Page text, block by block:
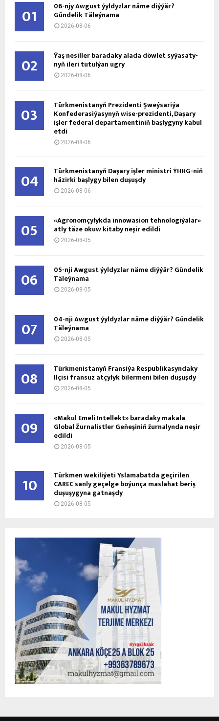
01 06-njy Awgust ýyldyzlar näme diýýär?
Gündelik Täleýnama
2026-08-06
02 Ýaş ne­sil­ler ba­ra­da­ky ala­da döw­let sy­ýa­sa­ty­
nyň ile­ri tu­tul­ýan ug­ry
2026-08-06
03 Türkmenistanyň Prezidenti Şweýsariýa
Konfederasiýasynyň wise-prezidenti, Daşary
işler federal departamentiniň başlygyny kabul
etdi
2026-08-06
04 Türkmenistanyň Daşary işler ministri ÝHHG-niň
häzirki başlygy bilen duşuşdy
2026-08-06
05 «Agronomçylykda innowasion tehnologiýalar»
atly täze okuw kitaby neşir edildi
2026-08-05
06 05-nji Awgust ýyldyzlar näme diýýär? Gündelik
Täleýnama
2026-08-05
07 04-nji Awgust ýyldyzlar näme diýýär? Gündelik
Täleýnama
2026-08-05
08 Türkmenistanyň Fransiýa Respublikasyndaky
Ilçisi fransuz atçylyk bilermeni bilen duşuşdy
2026-08-05
09 «Makul Emeli Intellekt» baradaky makala
Global Žurnalistler Geňeşiniň žurnalynda neşir
edildi
2026-08-05
10 Türkmen wekiliýeti Yslamabatda geçirilen
CAREC sanly geçelge boýunça maslahat beriş
duşuşygyna gatnaşdy
2026-08-05